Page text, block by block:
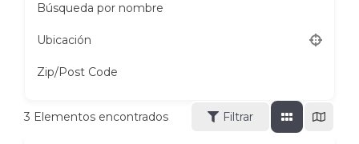
Búsqueda por nombre
Ubicación
Zip/Post Code
3 Elementos encontrados Filtrar